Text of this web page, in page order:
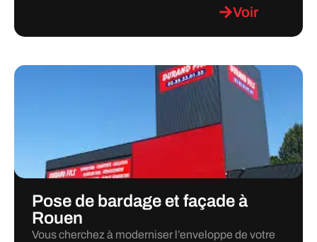
Voir
Pose de bardage et façade à
Rouen
Vous cherchez à moderniser l’enveloppe de votre